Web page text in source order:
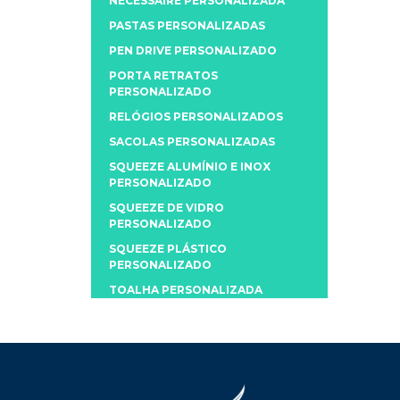
PASTAS PERSONALIZADAS
PEN DRIVE PERSONALIZADO
PORTA RETRATOS
PERSONALIZADO
RELÓGIOS PERSONALIZADOS
SACOLAS PERSONALIZADAS
SQUEEZE ALUMÍNIO E INOX
PERSONALIZADO
SQUEEZE DE VIDRO
PERSONALIZADO
SQUEEZE PLÁSTICO
PERSONALIZADO
TOALHA PERSONALIZADA